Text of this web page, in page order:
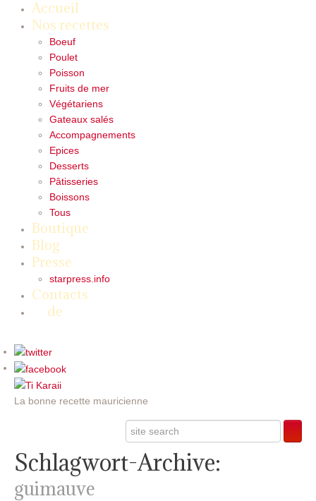
Accueil
Nos recettes
Boeuf
Poulet
Poisson
Fruits de mer
Végétariens
Gateaux salés
Accompagnements
Epices
Desserts
Pâtisseries
Boissons
Tous
Boutique
Blog
Presse
starpress.info
Contacts
de
La bonne recette mauricienne
Schlagwort-Archive:
guimauve